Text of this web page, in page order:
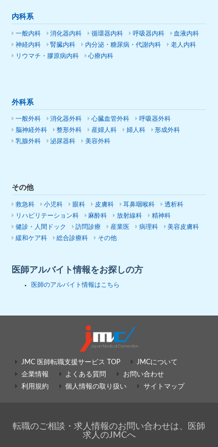
内科系
一般内科 消化器内科 循環器内科 呼吸器内科
血液内科
神経内科
腎臓内科 内分泌・糖尿病・代謝内科
老人内科
リウマチ・膠原病内科
心療内科
外科系
一般外科 消化器外科 心臓血管外科
呼吸器外科
脳神経外科
整形外科 産婦人科 婦人科
形成外科
乳腺外科
泌尿器科 美容外科
その他
救急科 小児科 眼科 皮膚科 耳鼻咽喉科
透析科
リハビリテーション科
麻酔科 放射線科
精神科
健診・人間ドック
訪問診療 産業医 病理科
美容皮膚科
緩和ケア科
総合診療科 その他
医師アルバイト情報をお探しの方
医師のアルバイト情報はこちら
JMC 医師転職支援サービス TOP
JMCについて
企業情報
よくある質問
お問い合わせ
利用規約
個人情報の取り扱い サイトマップ
転職のご相談・求人情報のお問い合わせは、医師
求人のJMCへ